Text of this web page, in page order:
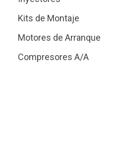
Kits de Montaje
Motores de Arranque
Compresores A/A